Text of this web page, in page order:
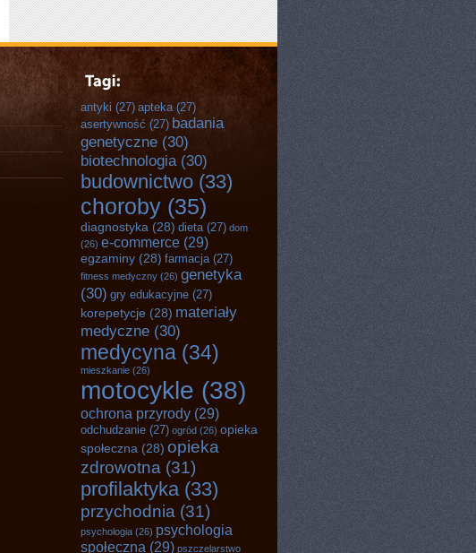
antyki (27) apteka(27)
asertywność (27) badania
genetyczne (30)
biotechnologia(30)
budownictwo (33)
choroby (35)
diagnostyka (28) dieta(27) dom
(26) e-commerce (29)
egzaminy (28) farmacja(27)
fitness medyczny (26) genetyka
(30) gry edukacyjne (27)
korepetycje (28) materiały
medyczne (30)
medycyna (34)
mieszkanie (26)
motocykle (38)
ochrona przyrody (29)
odchudzanie (27) ogród (26) opieka
społeczna (28) opieka
zdrowotna (31)
profilaktyka(33)
przychodnia (31)
psychologia (26) psychologia
społeczna (29) pszczelarstwo